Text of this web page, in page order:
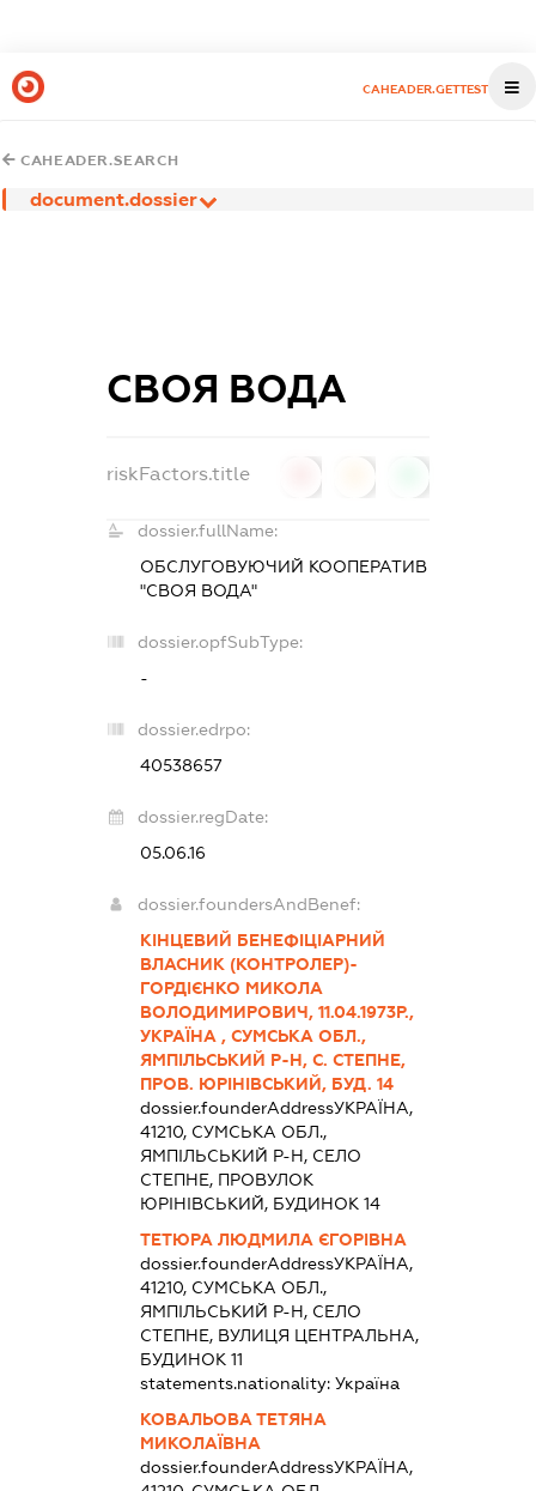
CAHEADER.GETTEST
CAHEADER.SEARCH
document.dossier
СВОЯ ВОДА
riskFactors.title
dossier.fullName:
ОБСЛУГОВУЮЧИЙ КООПЕРАТИВ
"СВОЯ ВОДА"
dossier.opfSubType:
-
dossier.edrpo:
40538657
dossier.regDate:
05.06.16
dossier.foundersAndBenef:
КІНЦЕВИЙ БЕНЕФІЦІАРНИЙ
ВЛАСНИК (КОНТРОЛЕР)-
ГОРДІЄНКО МИКОЛА
ВОЛОДИМИРОВИЧ, 11.04.1973Р.,
УКРАЇНА , СУМСЬКА ОБЛ.,
ЯМПІЛЬСЬКИЙ Р-Н, С. СТЕПНЕ,
ПРОВ. ЮРІНІВСЬКИЙ, БУД. 14
dossier.founderAddressУКРАЇНА,
41210, СУМСЬКА ОБЛ.,
ЯМПІЛЬСЬКИЙ Р-Н, СЕЛО
СТЕПНЕ, ПРОВУЛОК
ЮРІНІВСЬКИЙ, БУДИНОК 14
ТЕТЮРА ЛЮДМИЛА ЄГОРІВНА
dossier.founderAddressУКРАЇНА,
41210, СУМСЬКА ОБЛ.,
ЯМПІЛЬСЬКИЙ Р-Н, СЕЛО
СТЕПНЕ, ВУЛИЦЯ ЦЕНТРАЛЬНА,
БУДИНОК 11
statements.nationality:Україна
КОВАЛЬОВА ТЕТЯНА
МИКОЛАЇВНА
dossier.founderAddressУКРАЇНА,